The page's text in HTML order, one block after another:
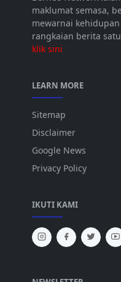
maklumat semasa,
mewarnai
rangkaian berita
klik sini
LEARN MORE
Sitemap
Disclaimer
Google News
Privacy Policy
IKUTI KAMI